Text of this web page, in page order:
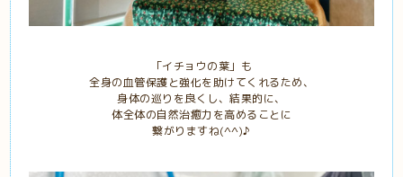
「イチョウの葉」も
全身の血管保護と強化を助けてくれるため、
身体の巡りを良くし、結果的に、
体全体の自然治癒力を高めることに
繋がりますね(^^)♪